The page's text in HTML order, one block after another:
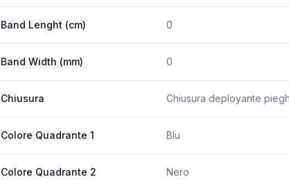
Band Lenght (cm) 0
Band Width (mm) 0
Chiusura Chiusura deployante
Colore Quadrante 1 Blu
Colore Quadrante 2 Nero